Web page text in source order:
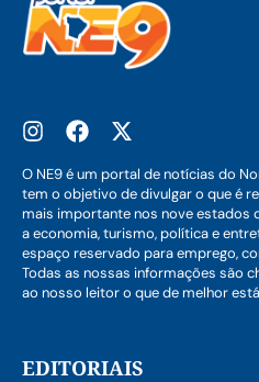
O NE9 é um portal de notícias do
tem o objetivo de divulgar o que é
mais importante nos nove estados
a economia, turismo, política e
espaço reservado para emprego,
Todas as nossas informações são
ao nosso leitor o que de melhor
EDITORIAIS